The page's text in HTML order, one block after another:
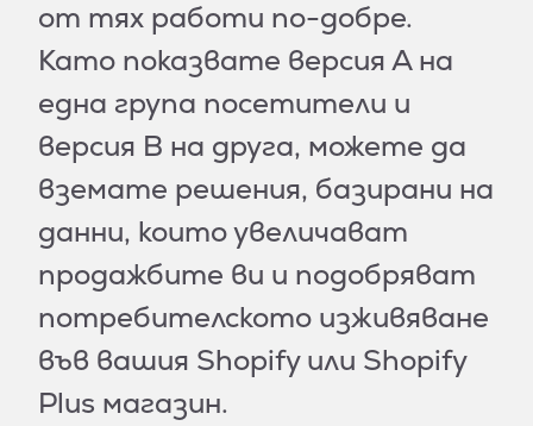
от тях работи по-добре.
Като показвате версия А на
една група посетители и
версия B на друга, можете да
вземате решения, базирани на
данни, които увеличават
продажбите ви и подобряват
потребителското изживяване
във вашия Shopify или Shopify
Plus магазин.